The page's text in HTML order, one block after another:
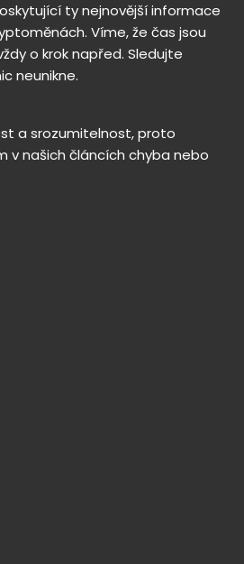
ty nejnovější informace
Víme, že čas jsou
o krok napřed. Sledujte
neunikne.
a srozumitelnost, proto
v našich článcích chyba nebo